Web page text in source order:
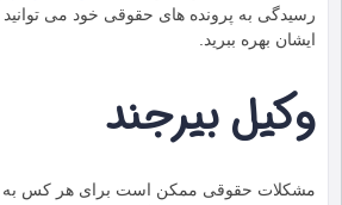
رسیدگی به پرونده های حقوقی خود می
ایشان بهره ببرید.
وکیل بیرجند
مشکلات حقوقی ممکن است برای هر کس به